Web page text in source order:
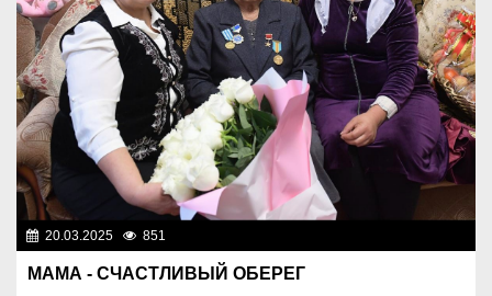
20.03.2025 851
МАМА - СЧАСТЛИВЫЙ ОБЕРЕГ